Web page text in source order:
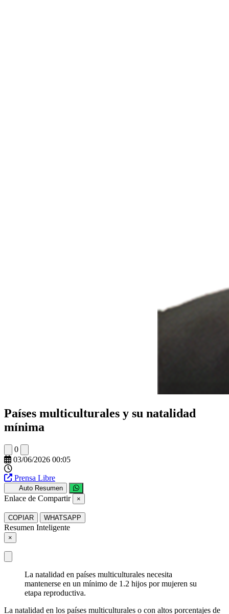
Países multiculturales y su natalidad
mínima
0
03/06/2026 00:05
Prensa Libre
Auto Resumen
Enlace de Compartir ×
COPIAR WHATSAPP
Resumen Inteligente
×
La natalidad en países multiculturales necesita
mantenerse en un mínimo de 1.2 hijos por mujeren su
etapa reproductiva.
La natalidad en los países multiculturales o con altos porcentajes de